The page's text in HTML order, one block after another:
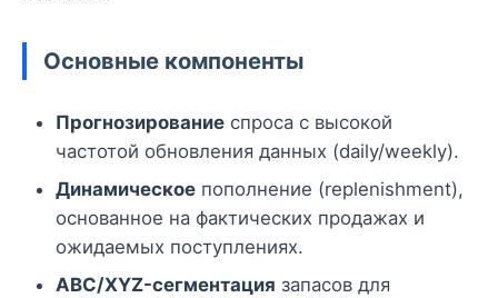
Основные компоненты
Прогнозирование спроса с высокой
частотой обновления данных (daily/weekly).
Динамическое пополнение (replenishment),
основанное на фактических продажах и
ожидаемых поступлениях.
ABC/XYZ-сегментация запасов для